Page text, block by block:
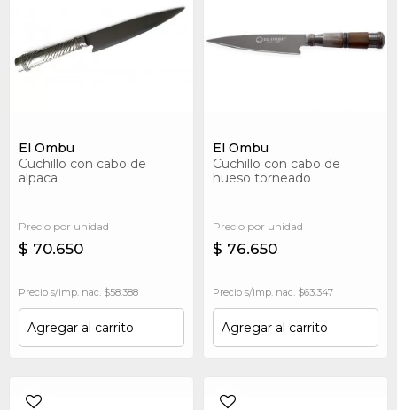
El Ombu
Cuchillo con cabo de
alpaca
Precio por unidad
$ 70.650
Precio s/imp. nac. $58.388
Agregar al carrito
El Ombu
Cuchillo con cabo de
hueso torneado
Precio por unidad
$ 76.650
Precio s/imp. nac. $63.347
Agregar al carrito